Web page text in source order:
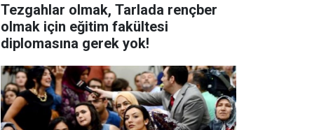
Tezgahlar olmak, Tarlada rençber
olmak için eğitim fakültesi
diplomasına gerek yok!